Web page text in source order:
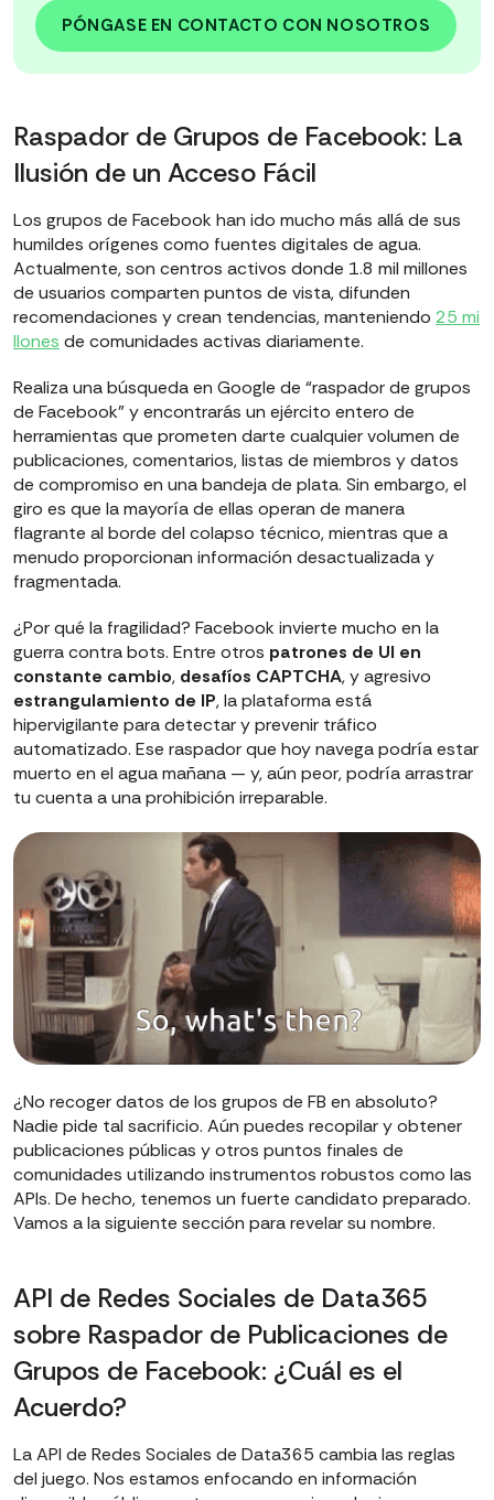
PÓNGASE EN CONTACTO CON NOSOTROS
Raspador de Grupos de Facebook: La
Ilusión de un Acceso Fácil
Los grupos de Facebook han ido mucho más allá de sus
humildes orígenes como fuentes digitales de agua.
Actualmente, son centros activos donde 1.8 mil millones
de usuarios comparten puntos de vista, difunden
recomendaciones y crean tendencias, manteniendo 25 mi
llones de comunidades activas diariamente.
Realiza una búsqueda en Google de “raspador de grupos
de Facebook” y encontrarás un ejército entero de
herramientas que prometen darte cualquier volumen de
publicaciones, comentarios, listas de miembros y datos
de compromiso en una bandeja de plata. Sin embargo, el
giro es que la mayoría de ellas operan de manera
flagrante al borde del colapso técnico, mientras que a
menudo proporcionan información desactualizada y
fragmentada.
¿Por qué la fragilidad? Facebook invierte mucho en la
guerra contra bots. Entre otros patrones de UI en
constante cambio, desafíos CAPTCHA, y agresivo
estrangulamiento de IP, la plataforma está
hipervigilante para detectar y prevenir tráfico
automatizado. Ese raspador que hoy navega podría estar
muerto en el agua mañana — y, aún peor, podría arrastrar
tu cuenta a una prohibición irreparable.
¿No recoger datos de los grupos de FB en absoluto?
Nadie pide tal sacrificio. Aún puedes recopilar y obtener
publicaciones públicas y otros puntos finales de
comunidades utilizando instrumentos robustos como las
APIs. De hecho, tenemos un fuerte candidato preparado.
Vamos a la siguiente sección para revelar su nombre.
API de Redes Sociales de Data365
sobre Raspador de Publicaciones de
Grupos de Facebook: ¿Cuál es el
Acuerdo?
La API de Redes Sociales de Data365 cambia las reglas
del juego. Nos estamos enfocando en información